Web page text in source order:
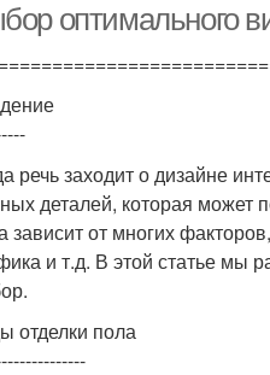
оптимального
речь заходит о дизайне
деталей, которая может
зависит от многих
и т.д. В этой статье мы
отделки пола